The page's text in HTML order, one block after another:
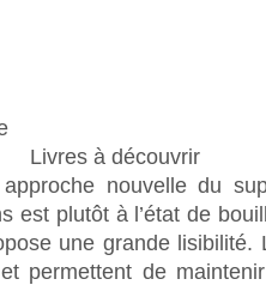
Livres à découvrir
nouvelle du
est plutôt à l’état de
une grande lisibilité.
permettent de